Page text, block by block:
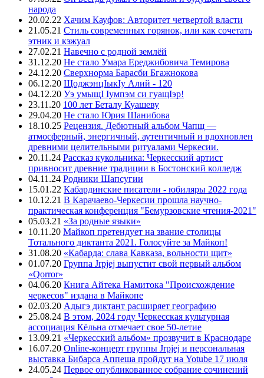
народа
20.02.22 Хачим Кауфов: Авторитет четвертой власти
21.05.21 Стиль современных горянок, или как сочетать
этник и кэжуал
27.02.21 Навечно с родной землёй
31.12.20 Не стало Умара Ереджибовича Темирова
24.12.20 Сверхнорма Барасби Бгажнокова
06.12.20 ЩоджэнцIыкIу Алий - 120
04.12.20 Уэ умыщI Iумпэм си гуащIэр!
23.11.20 100 лет Беталу Куашеву
29.04.20 Не стало Юрия Шанибова
18.10.25 Рецензия. Дебютный альбом Чапщ —
атмосферный, энергичный, аутентичный и вдохновлен
древними целительными ритуалами Черкесии.
20.11.24 Рассказ кукольника: Черкесский артист
привносит древние традиции в Бостонский колледж
04.11.24 Родники Шапсугии
15.01.22 Кабардинские писатели - юбиляры 2022 года
10.12.21 В Карачаево-Черкесии прошла научно-
практическая конференция "Бемурзовские чтения-2021"
05.03.21 «За родные языки»
10.11.20 Майкоп претендует на звание столицы
Тотального диктанта 2021. Голосуйте за Майкоп!
31.08.20 «Кабарда: слава Кавказа, вольности щит»
01.07.20 Группа Jrpjej выпустит свой первый альбом
«Qorror»
04.06.20 Книга Айтека Намитока "Происхождение
черкесов" издана в Майкопе
02.03.20 Адыгэ диктант расширяет географию
25.08.24 В этом, 2024 году Черкесская культурная
ассоциация Кёльна отмечает свое 50-летие
13.09.21 «Черкесский альбом» прозвучит в Краснодаре
16.07.20 Online-концерт группы Jrpjej и персональная
выставка Бибарса Аппеша пройдут на Yotube 17 июля
24.05.24 Первое опубликованное собрание сочинений